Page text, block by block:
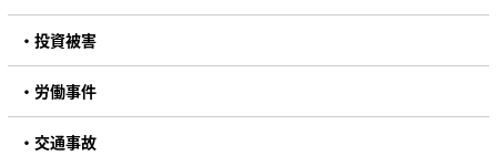
投資被害
労働事件
交通事故